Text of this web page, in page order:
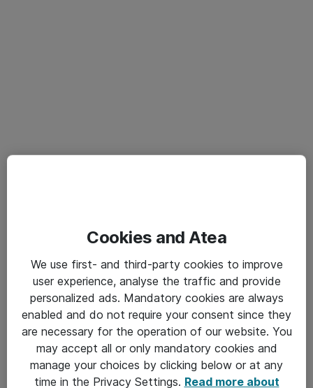
Cookies and Atea
We use first- and third-party cookies to improve
user experience, analyse the traffic and provide
personalized ads. Mandatory cookies are always
enabled and do not require your consent since they
are necessary for the operation of our website. You
may accept all or only mandatory cookies and
manage your choices by clicking below or at any
time in the Privacy Settings. Read more about